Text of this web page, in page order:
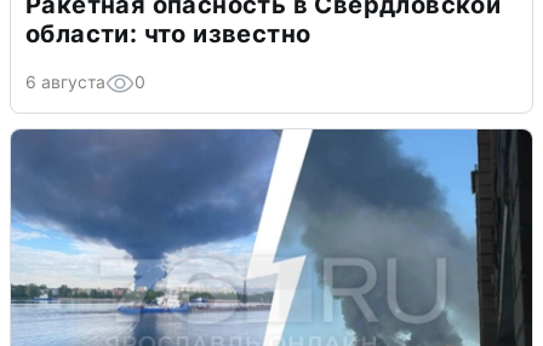
области: что известно
6 августа 0